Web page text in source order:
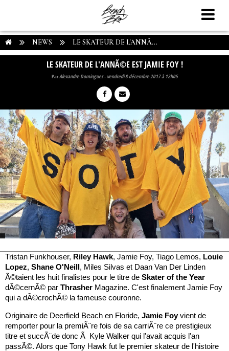
NEWS LE SKATEUR DE L'ANNÃ...
LE SKATEUR DE L'ANNÃ©E EST JAMIE FOY !
ParAlexandre Domingues- vendredi 8 décembre 2017 à 12h05
Tristan Funkhouser, Riley Hawk, Jamie Foy, Tiago Lemos, Louie
Lopez, Shane O'Neill, Miles Silvas et Daan Van Der Linden
Ã©taient les huit finalistes pour le titre de Skater of the Year
dÃ©cernÃ© par Thrasher Magazine. C'est finalement Jamie Foy
qui a dÃ©crochÃ© la fameuse couronne.
Originaire de Deerfield Beach en Floride, Jamie Foyvient de
remporter pour la premiÃ¨re fois de sa carriÃ¨re ce prestigieux
titre et succÃ¨de donc Ã Kyle Walker qui l'avait acquis l'an
passÃ©. Alors que Tony Hawk fut le premier skateur de l'histoire